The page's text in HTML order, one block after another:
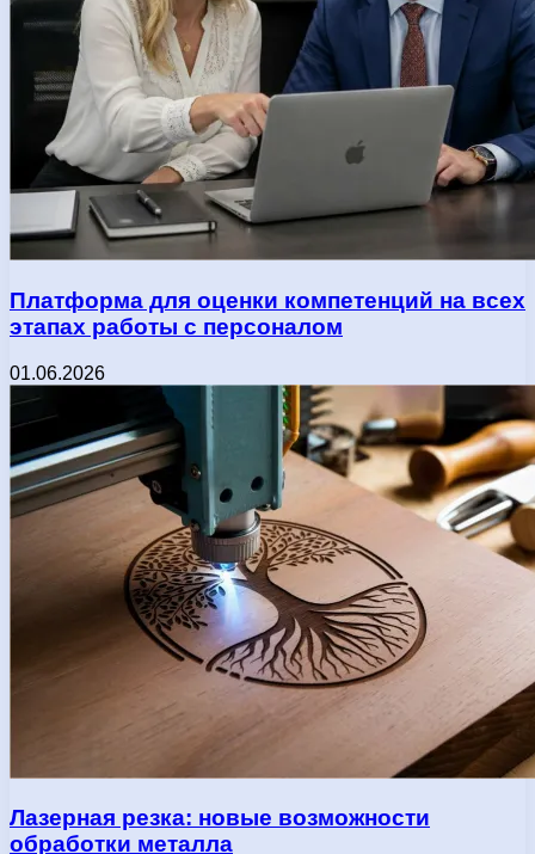
Платформа для оценки компетенций на всех
этапах работы с персоналом
01.06.2026
Лазерная резка: новые возможности
обработки металла